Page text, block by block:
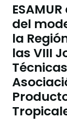
del
la
las VIII